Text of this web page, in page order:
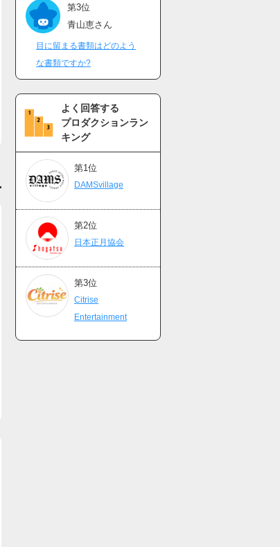
第3位
青山恵さん
目に留まる書類はどのよう
な書類ですか?
よく回答する
プロダクションラン
キング
第1位
DAMSvillage
第2位
日本正月協会
第3位
Citrise
Entertainment